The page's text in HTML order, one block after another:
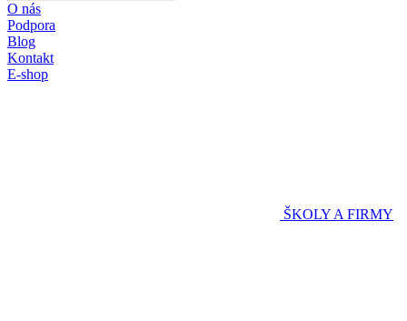
O nás
Podpora
Blog
Kontakt
E-shop
ŠKOLY A FIRMY